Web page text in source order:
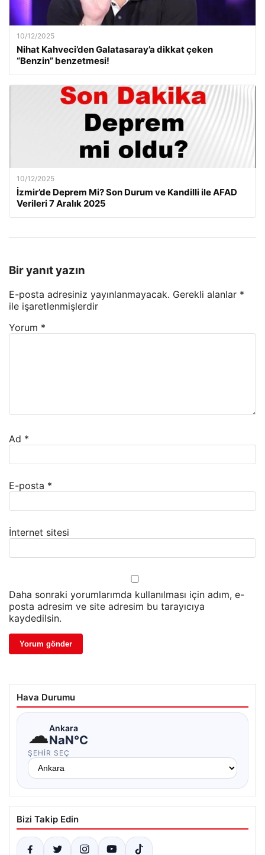
10/12/2025
Nihat Kahveci’den Galatasaray’a dikkat çeken
“Benzin” benzetmesi!
10/12/2025
İzmir’de Deprem Mi? Son Durum ve Kandilli ile AFAD
Verileri 7 Aralık 2025
Bir yanıt yazın
E-posta adresiniz yayınlanmayacak. Gerekli alanlar *
ile işaretlenmişlerdir
Yorum *
Ad *
E-posta *
İnternet sitesi
Daha sonraki yorumlarımda kullanılması için adım, e-
posta adresim ve site adresim bu tarayıcıya
kaydedilsin.
Hava Durumu
☁Ankara
NaN°C
ŞEHIR SEÇ
Bizi Takip Edin